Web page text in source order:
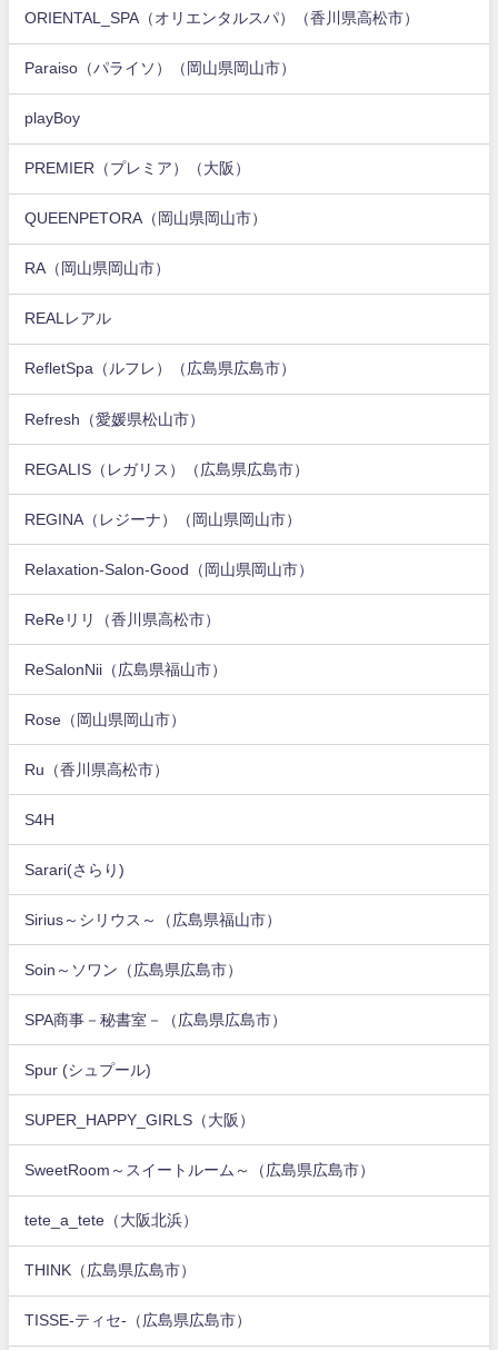
ORIENTAL_SPA（オリエンタルスパ）（香川県高松市）
Paraiso（パライソ）（岡山県岡山市）
playBoy
PREMIER（プレミア）（大阪）
QUEENPETORA（岡山県岡山市）
RA（岡山県岡山市）
REALレアル
RefletSpa（ルフレ）（広島県広島市）
Refresh（愛媛県松山市）
REGALIS（レガリス）（広島県広島市）
REGINA（レジーナ）（岡山県岡山市）
Relaxation-Salon-Good（岡山県岡山市）
ReReリリ（香川県高松市）
ReSalonNii（広島県福山市）
Rose（岡山県岡山市）
Ru（香川県高松市）
S4H
Sarari(さらり)
Sirius～シリウス～（広島県福山市）
Soin～ソワン（広島県広島市）
SPA商事－秘書室－（広島県広島市）
Spur (シュプール)
SUPER_HAPPY_GIRLS（大阪）
SweetRoom～スイートルーム～（広島県広島市）
tete_a_tete（大阪北浜）
THINK（広島県広島市）
TISSE-ティセ-（広島県広島市）